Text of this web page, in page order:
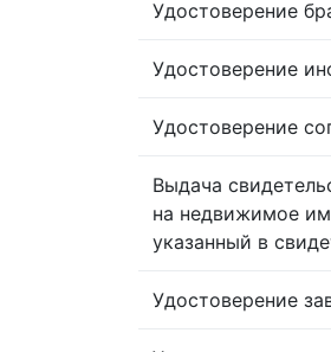
Удостоверение
Удостоверение
Удостоверение
Выдача
на недвижимое
указанный в
Удостоверение